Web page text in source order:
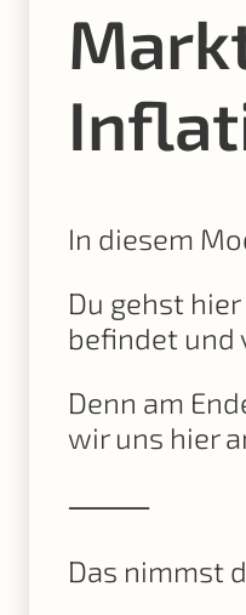
In diesem
Du gehst
befindet und
Denn am
wir uns hier
⸻
Das nimmst